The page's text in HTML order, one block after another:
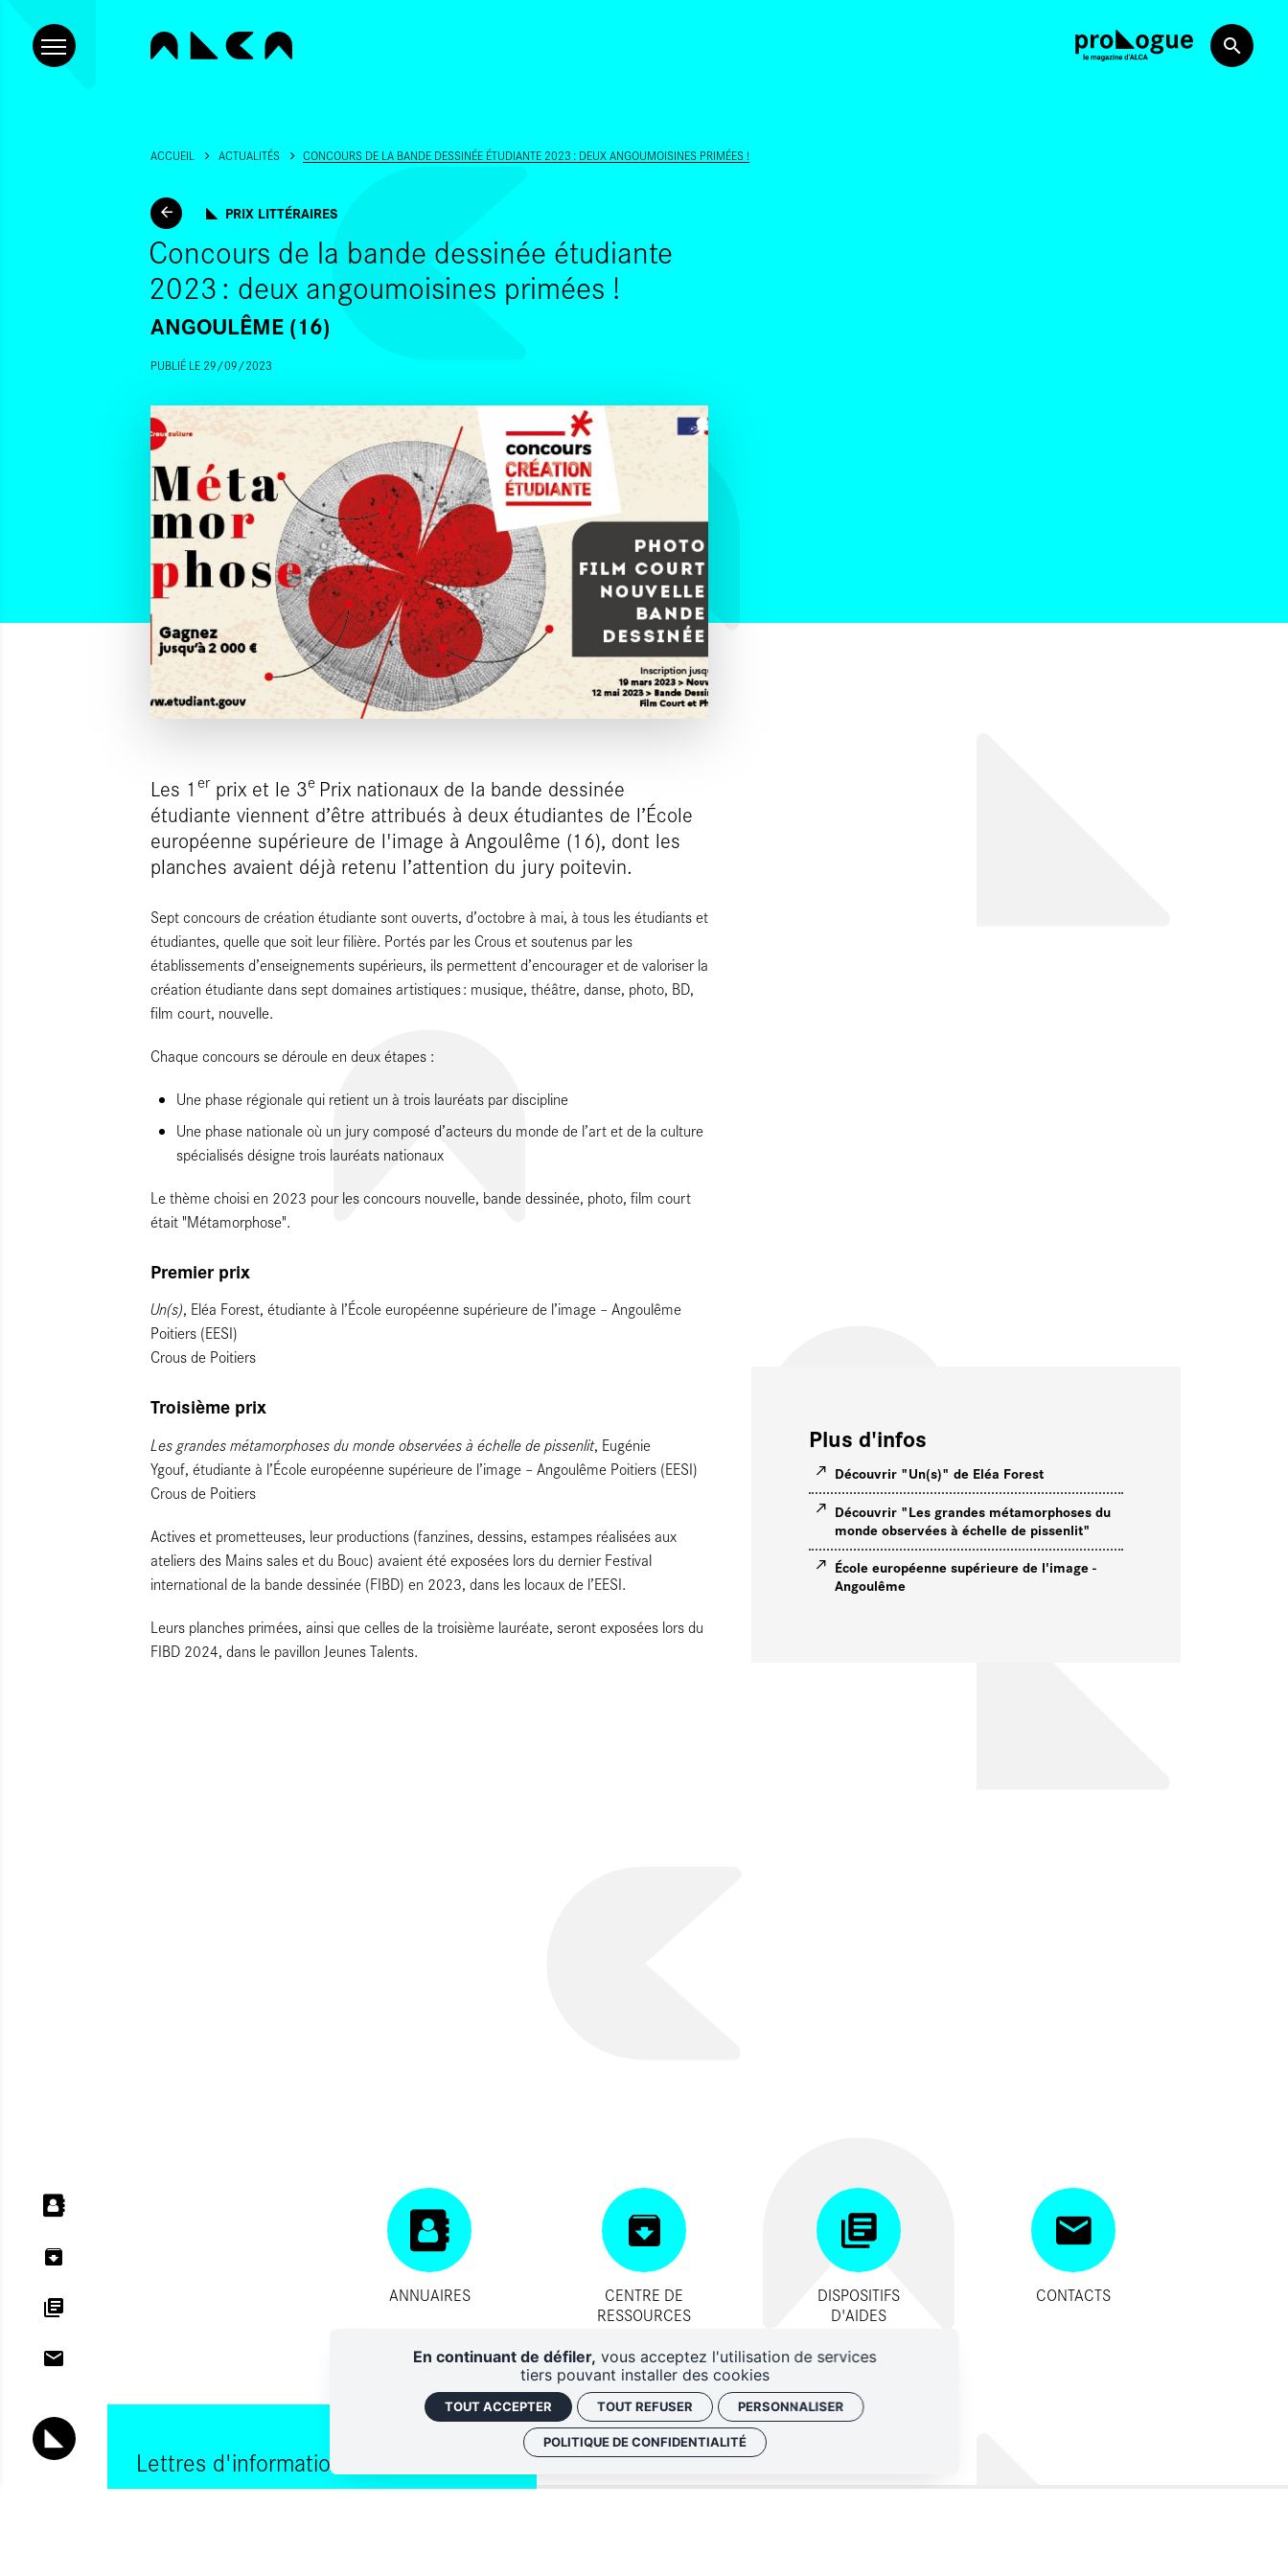
ACCUEIL ACTUALITÉS CONCOURS DE LA BANDE DESSINÉE ÉTUDIANTE 2023 : DEUX ANGOUMOISINES PRIMÉES !
PRIX LITTÉRAIRES
Concours de la bande dessinée étudiante
2023 : deux angoumoisines primées !
ANGOULÊME (16)
PUBLIÉ LE 29/09/2023
Les 1 erprix et le 3e Prix nationaux de la bande dessinée
étudiante viennent d’être attribués à deux étudiantes de l’École
européenne supérieure de l'image à Angoulême (16), dont les
planches avaient déjà retenu l’attention du jury poitevin.
Sept concours de création étudiante sont ouverts, d’octobre à mai, à tous les étudiants et
étudiantes, quelle que soit leur filière. Portés par les Crous et soutenus par les
établissements d’enseignements supérieurs, ils permettent d’encourager et de valoriser la
création étudiante dans sept domaines artistiques : musique, théâtre, danse, photo, BD,
film court, nouvelle.
Chaque concours se déroule en deux étapes :
Une phase régionale qui retient un à trois lauréats par discipline
Une phase nationale où un jury composé d’acteurs du monde de l’art et de la culture
spécialisés désigne trois lauréats nationaux
Le thème choisi en 2023 pour les concours nouvelle, bande dessinée, photo, film court
était "Métamorphose".
Premier prix
Un(s), Eléa Forest, étudiante à l’École européenne supérieure de l’image – Angoulême
Poitiers (EESI)
Crous de Poitiers
Troisième prix
Les grandes métamorphoses du monde observées à échelle de pissenlit, Eugénie
Ygouf, étudiante à l’École européenne supérieure de l’image – Angoulême Poitiers (EESI)
Crous de Poitiers
Actives et prometteuses, leur productions (fanzines, dessins, estampes réalisées aux
ateliers des Mains sales et du Bouc) avaient été exposées lors du dernier Festival
international de la bande dessinée (FIBD) en 2023, dans les locaux de l’EESI.
Leurs planches primées, ainsi que celles de la troisième lauréate, seront exposées lors du
FIBD 2024, dans le pavillon Jeunes Talents.
Plus d'infos
Découvrir "Un(s)" de Eléa Forest
Découvrir "Les grandes métamorphoses du
monde observées à échelle de pissenlit"
École européenne supérieure de l'image -
Angoulême
ANNUAIRES
CENTRE DE
RESSOURCES
DISPOSITIFS
D'AIDES
CONTACTS
Lettres d'information
En continuant de défiler, vous acceptez l'utilisation de services
tiers pouvant installer des cookies
TOUT ACCEPTER TOUT REFUSER PERSONNALISER
POLITIQUE DE CONFIDENTIALITÉ